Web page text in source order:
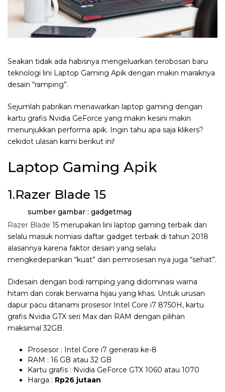
Seakan tidak ada habisnya mengeluarkan terobosan baru
teknologi lini Laptop Gaming Apik dengan makin maraknya
desain “ramping”.
Sejumlah pabrikan menawarkan laptop gaming dengan
kartu grafis Nvidia GeForce yang makin kesini makin
menunjukkan performa apik. Ingin tahu apa saja klikers?
cekidot ulasan kami berikut ini!
Laptop Gaming Apik
1.Razer Blade 15
sumber gambar : gadgetmag
Razer Blade 15 merupakan lini laptop gaming terbaik dan
selalu masuk nomiasi daftar gadget terbaik di tahun 2018
alasannya karena faktor desain yang selalu
mengkedepankan “kuat” dan pemrosesan nya juga “sehat”.
Didesain dengan bodi ramping yang didominasi warna
hitam dan corak berwarna hijau yang khas. Untuk urusan
dapur pacu ditanami prosesor Intel Core i7 8750H, kartu
grafis Nvidia GTX seri Max dan RAM dengan pilihan
maksimal 32GB.
Prosesor : Intel Core i7 generasi ke-8
RAM : 16 GB atau 32 GB
Kartu grafis : Nvidia GeForce GTX 1060 atau 1070
Harga : Rp26 jutaan